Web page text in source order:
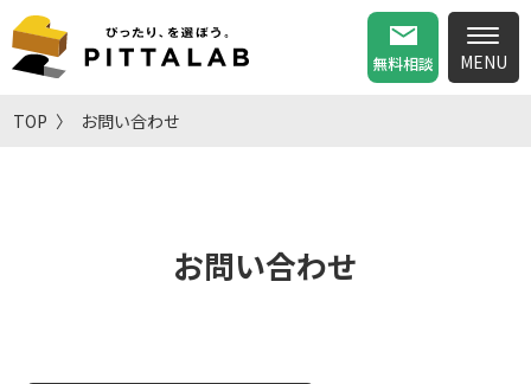
無料相談
TOP お問い合わせ
お問い合わせ